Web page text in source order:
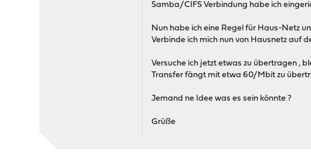
Samba/CIFS Verbindung habe ich
Nun habe ich eine Regel für Haus-Netz
Verbinde ich mich nun von Hausnetz auf
Versuche ich jetzt etwas zu übertragen ,
Transfer fängt mit etwa 60/Mbit zu
Jemand ne Idee was es sein könnte ?
Grüße